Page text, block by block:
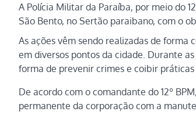
A Polícia Militar da Paraíba, por meio do
São Bento, no Sertão paraibano, com o
As ações vêm sendo realizadas de
em diversos pontos da cidade. Durante
forma de prevenir crimes e coibir práticas
De acordo com o comandante do 12º
permanente da corporação com a